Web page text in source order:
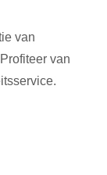
van
van